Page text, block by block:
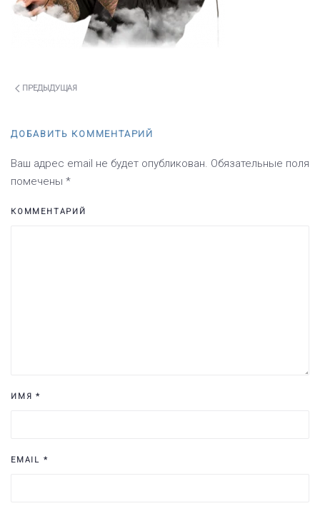
ПРЕДЫДУЩАЯ
ДОБАВИТЬ КОММЕНТАРИЙ
Ваш адрес email не будет опубликован. Обязательные поля
помечены *
КОММЕНТАРИЙ
ИМЯ*
EMAIL *